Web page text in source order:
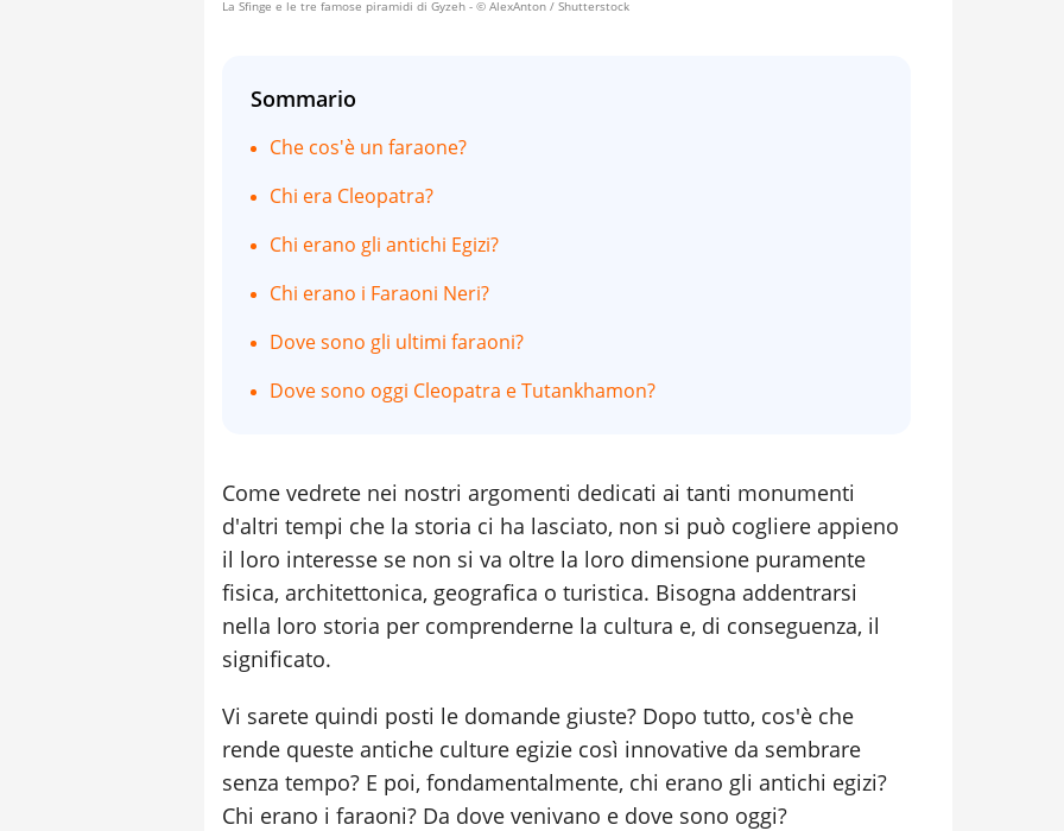
La Sfinge e le tre famose piramidi di Gyzeh - © AlexAnton / Shutterstock
Sommario
Che cos'è un faraone?
Chi era Cleopatra?
Chi erano gli antichi Egizi?
Chi erano i Faraoni Neri?
Dove sono gli ultimi faraoni?
Dove sono oggi Cleopatra e Tutankhamon?
Come vedrete nei nostri argomenti dedicati ai tanti monumenti
d'altri tempi che la storia ci ha lasciato, non si può cogliere appieno
il loro interesse se non si va oltre la loro dimensione puramente
fisica, architettonica, geografica o turistica. Bisogna addentrarsi
nella loro storia per comprenderne la cultura e, di conseguenza, il
significato.
Vi sarete quindi posti le domande giuste? Dopo tutto, cos'è che
rende queste antiche culture egizie così innovative da sembrare
senza tempo? E poi, fondamentalmente, chi erano gli antichi egizi?
Chi erano i faraoni? Da dove venivano e dove sono oggi?